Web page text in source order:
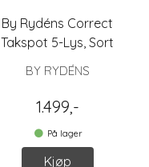
By Rydéns Correct
Takspot 5-Lys, Sort
BY RYDÉNS
1.499,-
På lager
Kjøp